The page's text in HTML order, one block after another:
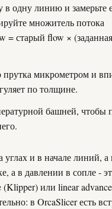
в одну линию и замерьте
множитель потока
= старый flow ×
прутка микрометром и
по толщине.
башней, чтобы
и в начале линий,
а в давлении в сопле -
(Klipper) или linear
в OrcaSlicer есть